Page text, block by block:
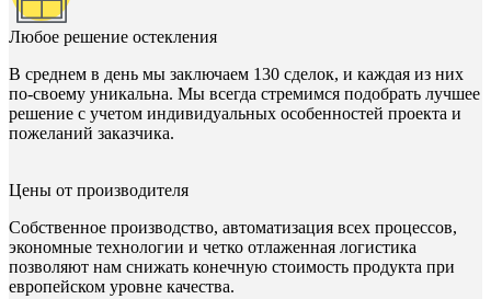
Любое решение остекления
В среднем в день мы заключаем 130 сделок, и каждая из них
по-своему уникальна. Мы всегда стремимся подобрать лучшее
решение с учетом индивидуальных особенностей проекта и
пожеланий заказчика.
Цены от производителя
Собственное производство, автоматизация всех процессов,
экономные технологии и четко отлаженная логистика
позволяют нам снижать конечную стоимость продукта при
европейском уровне качества.